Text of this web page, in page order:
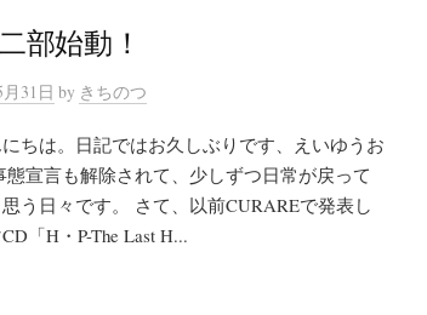
部始動！
31日 by きちのつ
ちは。日記ではお久しぶりです、えいゆうお
態宣言も解除されて、少しずつ日常が戻って
う日々です。 さて、以前CURAREで発表し
「H・P-The Last H...